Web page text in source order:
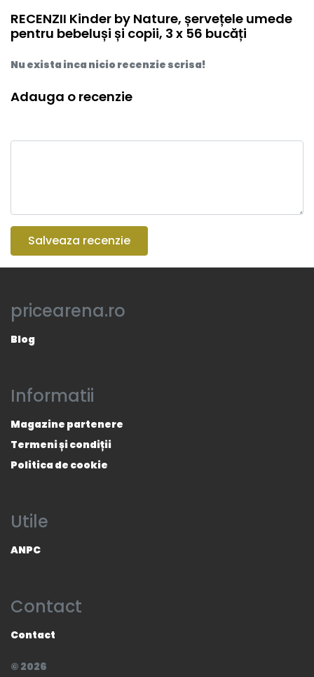
RECENZII Kinder by Nature, șervețele umede
pentru bebeluși și copii, 3 x 56 bucăți
Nu exista inca nicio recenzie scrisa!
Adauga o recenzie
Salveaza recenzie
pricearena.ro
Blog
Informatii
Magazine partenere
Termeni și condiții
Politica de cookie
Utile
ANPC
Contact
Contact
© 2026